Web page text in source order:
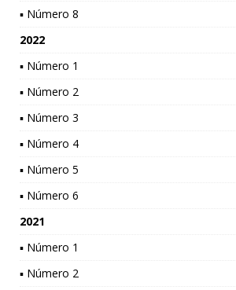
▪ Número 8
2022
▪ Número 1
▪ Número 2
▪ Número 3
▪ Número 4
▪ Número 5
▪ Número 6
2021
▪ Número 1
▪ Número 2